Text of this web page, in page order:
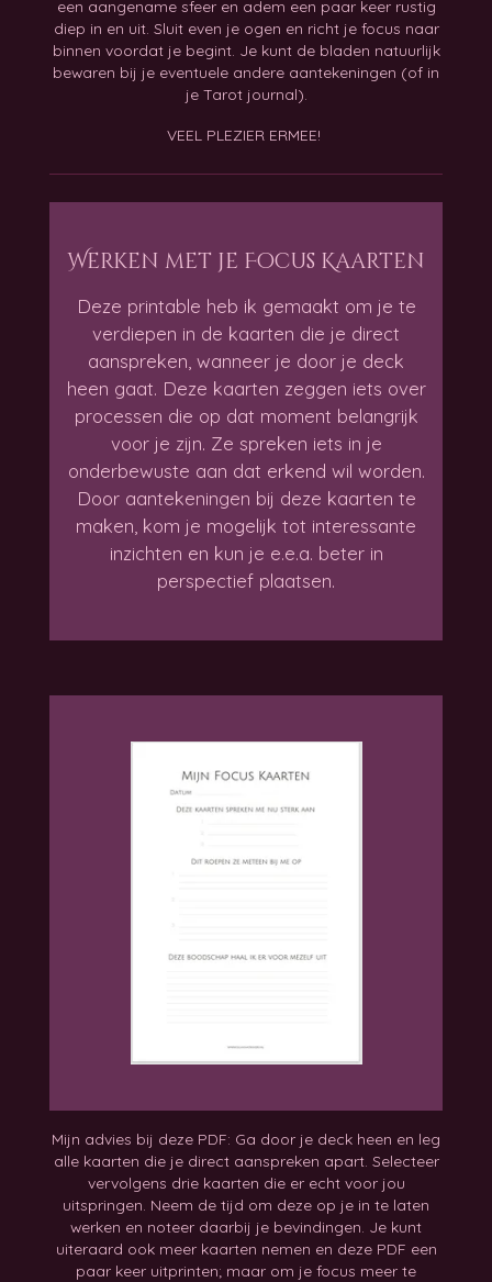
een aangename sfeer en adem een paar keer rustig
diep in en uit. Sluit even je ogen en richt je focus naar
binnen voordat je begint. Je kunt de bladen natuurlijk
bewaren bij je eventuele andere aantekeningen (of in
je Tarot journal).
VEEL PLEZIER ERMEE!
Werken met je Focus Kaarten
Deze printable heb ik gemaakt om je te
verdiepen in de kaarten die je direct
aanspreken, wanneer je door je deck
heen gaat. Deze kaarten zeggen iets over
processen die op dat moment belangrijk
voor je zijn. Ze spreken iets in je
onderbewuste aan dat erkend wil worden.
Door aantekeningen bij deze kaarten te
maken, kom je mogelijk tot interessante
inzichten en kun je e.e.a. beter in
perspectief plaatsen.
Mijn advies bij deze PDF: Ga door je deck heen en leg
alle kaarten die je direct aanspreken apart. Selecteer
vervolgens drie kaarten die er echt voor jou
uitspringen. Neem de tijd om deze op je in te laten
werken en noteer daarbij je bevindingen. Je kunt
uiteraard ook meer kaarten nemen en deze PDF een
paar keer uitprinten; maar om je focus meer te